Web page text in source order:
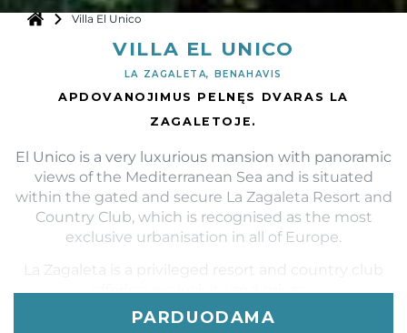
Villa El Unico
VILLA EL UNICO
LA ZAGALETA, BENAHAVIS
APDOVANOJIMUS PELNĘS DVARAS LA
ZAGALETOJE.
El Unico is a very luxurious mansion with panoramic
views of the Mediterranean Sea and is situated
within the gated and secure La Zagaleta Resort and
Country Club, which is recognised as the most
exclusive urbanisation in all of Europe.
La Zagaleta is a privileged resort and country club
offering exclusivity and privacy.
The property consists of a state-of-the-art gourmet
PARDUODAMA